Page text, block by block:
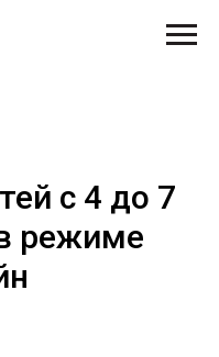
с 4 до 7
режиме